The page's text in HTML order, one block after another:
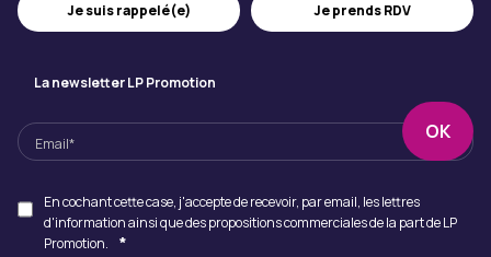
Je suis rappelé(e) Je prends RDV
La newsletter LP Promotion
En cochant cette case, j'accepte de recevoir, par email, les lettres
d'information ainsi que des propositions commerciales de la part de LP
Promotion.
*